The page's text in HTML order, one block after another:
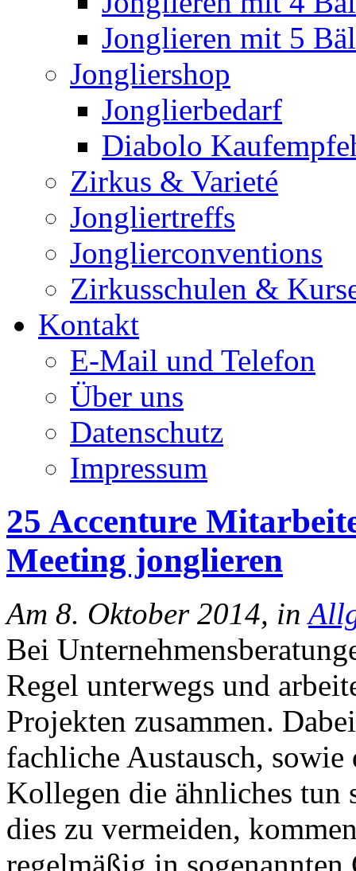
Jonglieren mit 5
Jongliershop
Jonglierbedarf
Diabolo
Zirkus & Varieté
Jongliertreffs
Jonglierconventions
Zirkusschulen &
Kontakt
E-Mail und Telefon
Über uns
Datenschutz
Impressum
25 Accenture
Meeting jonglieren
Am 8. Oktober 2014, in
Bei
Regel unterwegs und
Projekten zusammen.
fachliche Austausch,
Kollegen die ähnliches tun
dies zu vermeiden,
regelmäßig in